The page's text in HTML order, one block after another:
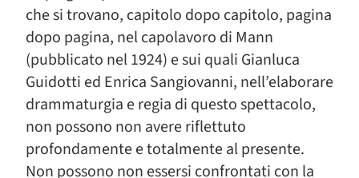
che si trovano, capitolo dopo capitolo, pagina
dopo pagina, nel capolavoro di Mann
(pubblicato nel 1924) e sui quali Gianluca
Guidotti ed Enrica Sangiovanni, nell’elaborare
drammaturgia e regia di questo spettacolo,
non possono non avere riflettuto
profondamente e totalmente al presente.
Non possono non essersi confrontati con la